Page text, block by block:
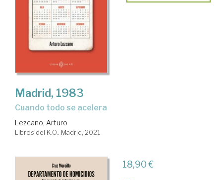
Madrid, 1983
cuando todo se acelera
Lezcano, Arturo
Libros del K.O.. Madrid, 2021
18,90 €